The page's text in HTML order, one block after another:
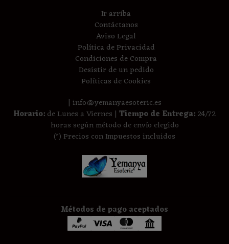
Ir arriba
Contáctanos
Aviso Legal
Política de Privacidad
Condiciones de Compra
Desistir de un pedido
Políticas de Cookies
| info@yemanyaesoteric.es
Horario:de Lunes a Viernes | Tiempo de Entrega:24/72
horas según método de envío elegido
(*) Precios con Impuestos incluidos
Métodos de pago aceptados